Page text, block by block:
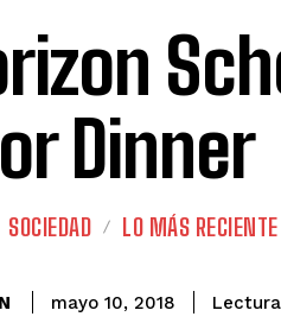
Dinner
SOCIEDAD LO MÁS RECIENTE
mayo 10, 2018